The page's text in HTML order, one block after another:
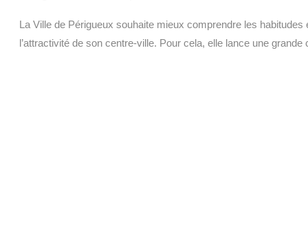
La Ville de Périgueux souhaite mieux comprendre les
l’attractivité de son centre-ville. Pour cela, elle lance une